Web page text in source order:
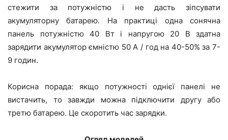
стежити за потужністю і не дасть зіпсувати
акумуляторну батарею. На практиці одна сонячна
панель потужністю 40 Вт і напругою 20 В здатна
зарядити акумулятор ємністю 50 A / год на 40-50% за 7-
9 годин.
Корисна порада: якщо потужності однієї панелі не
вистачить, то завжди можна підключити другу або
третю батарею. Це скоротить час зарядки.